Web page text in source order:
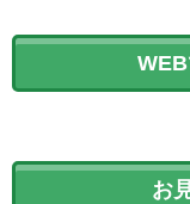
お